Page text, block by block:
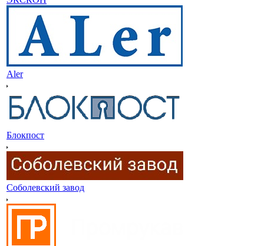
Aler
Блокпост
Соболевский завод